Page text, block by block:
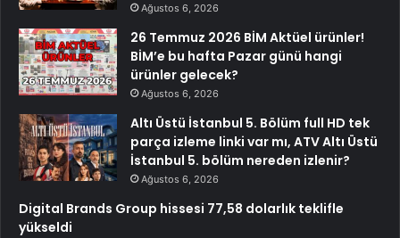
Ağustos 6, 2026
26 Temmuz 2026 BİM Aktüel ürünler!
BİM’e bu hafta Pazar günü hangi
ürünler gelecek?
Ağustos 6, 2026
Altı Üstü İstanbul 5. Bölüm full HD tek
parça izleme linki var mı, ATV Altı Üstü
İstanbul 5. bölüm nereden izlenir?
Ağustos 6, 2026
Digital Brands Group hissesi 77,58 dolarlık teklifle
yükseldi